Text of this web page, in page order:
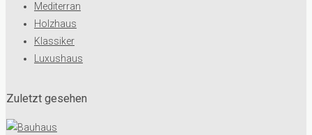
Mediterran
Holzhaus
Klassiker
Luxushaus
Zuletzt gesehen